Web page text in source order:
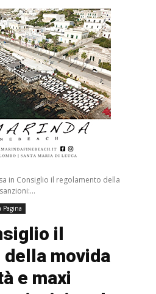
in Consiglio il regolamento della
Pagina
il
movida
e maxi